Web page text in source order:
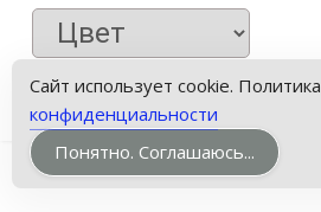
Сайт использует cookie. Политика
конфиденциальности
Понятно. Соглашаюсь...